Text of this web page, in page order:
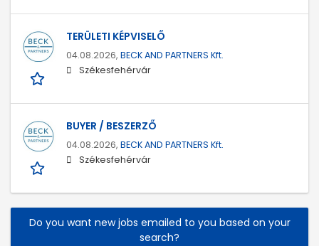
TERÜLETI KÉPVISELŐ
04.08.2026, BECK AND PARTNERS Kft.
Székesfehérvár
BUYER / BESZERZŐ
04.08.2026, BECK AND PARTNERS Kft.
Székesfehérvár
Do you want new jobs emailed to you based on your
search?